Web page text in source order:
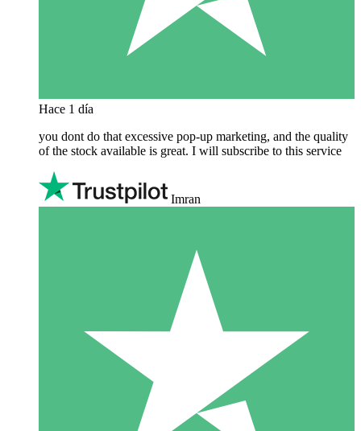
Hace 1 día
you dont do that excessive pop-up marketing, and the quality
of the stock available is great. I will subscribe to this service
Imran